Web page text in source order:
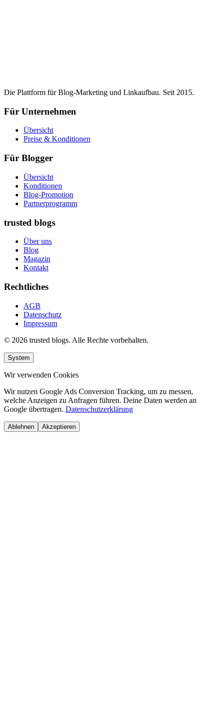
Die Plattform für Blog-Marketing und Linkaufbau. Seit 2015.
Für Unternehmen
Übersicht
Preise & Konditionen
Für Blogger
Übersicht
Konditionen
Blog-Promotion
Partnerprogramm
trusted blogs
Über uns
Blog
Magazin
Kontakt
Rechtliches
AGB
Datenschutz
Impressum
© 2026 trusted blogs. Alle Rechte vorbehalten.
System
Wir verwenden Cookies
Wir nutzen Google Ads Conversion Tracking, um zu messen,
welche Anzeigen zu Anfragen führen. Deine Daten werden an
Google übertragen. Datenschutzerklärung
Ablehnen Akzeptieren